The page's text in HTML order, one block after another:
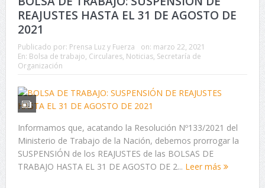
REAJUSTES HASTA EL 31 DE AGOSTO DE
2021
Publicado por: Prensa Luz y Fuerza on: marzo 22, 2021
En: Bolsa de trabajo, Circulares, Noticias, Secretaría de
Organización
Informamos que, acatando la Resolución Nº133/2021 del
Ministerio de Trabajo de la Nación, debemos prorrogar la
SUSPENSIÓN de los REAJUSTES de las BOLSAS DE
TRABAJO HASTA EL 31 DE AGOSTO DE 2... Leer más